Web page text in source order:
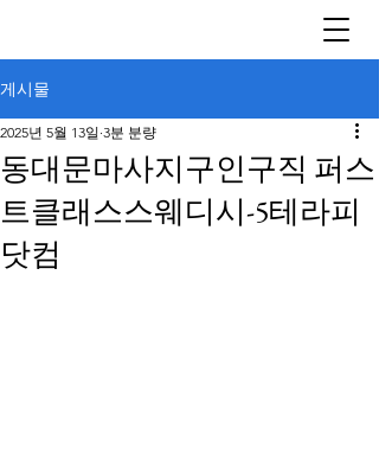
게시물
동대문마사지구인구직 퍼스
트클래스스웨디시-5테라피
닷컴
2025년 5월 13일 3분 분량